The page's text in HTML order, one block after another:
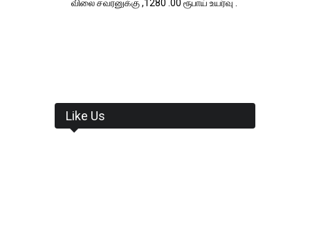
விலை சவரனுக்கு ,1280 .00 ரூபாய் உயர்வு .
Like Us